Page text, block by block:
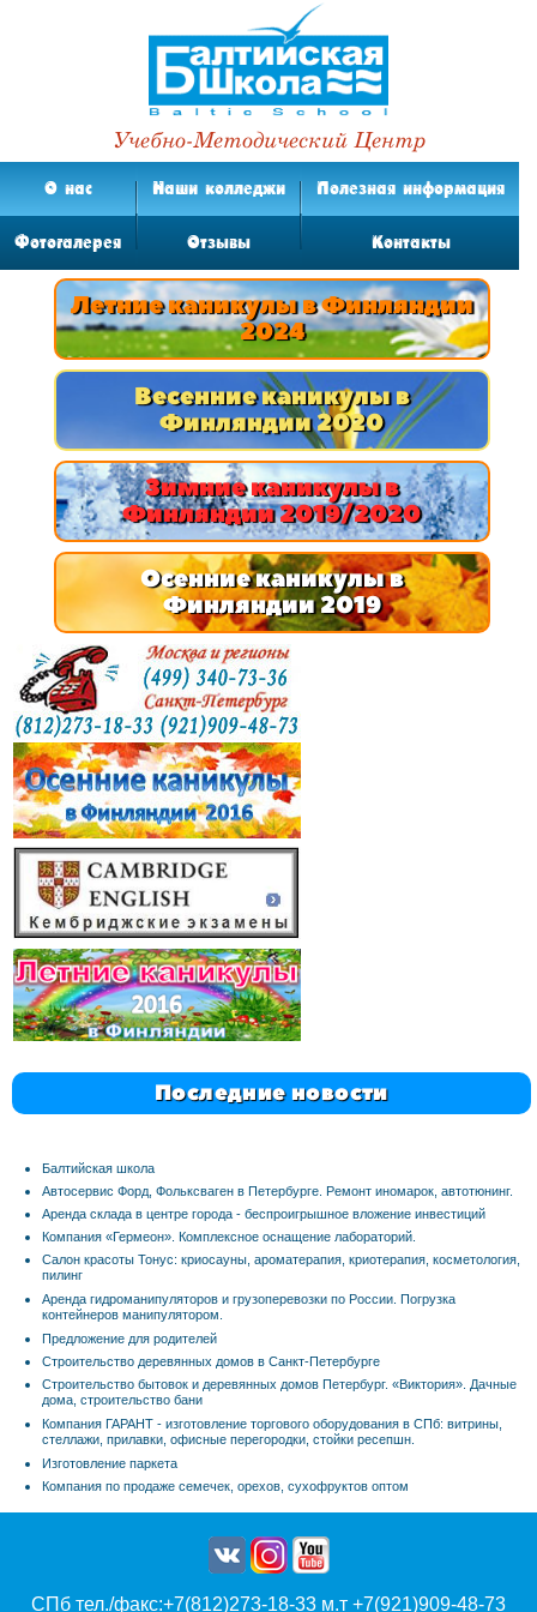
Летние каникулы в Финляндии
2024
Весенние каникулы в
Финляндии 2020
Зимние каникулы в
Финляндии 2019/2020
Осенние каникулы в
Финляндии 2019
Последние новости
Учебно-Методический Центр
О нас Наши колледжи Полезная информация
Фотогалерея Отзывы Контакты
Балтийская школа
Автосервис Форд, Фольксваген в Петербурге. Ремонт иномарок, автотюнинг.
Аренда склада в центре города - беспроигрышное вложение инвестиций
Компания «Гермеон». Комплексное оснащение лабораторий.
Салон красоты Тонус: криосауны, ароматерапия, криотерапия, косметология,
пилинг
Аренда гидроманипуляторов и грузоперевозки по России. Погрузка
контейнеров манипулятором.
Предложение для родителей
Строительство деревянных домов в Санкт-Петербурге
Строительство бытовок и деревянных домов Петербург. «Виктория». Дачные
дома, строительство бани
Компания ГАРАНТ - изготовление торгового оборудования в СПб: витрины,
стеллажи, прилавки, офисные перегородки, стойки ресепшн.
Изготовление паркета
Компания по продаже семечек, орехов, сухофруктов оптом
СПб тел./факс:+7(812)273-18-33 м.т +7(921)909-48-73